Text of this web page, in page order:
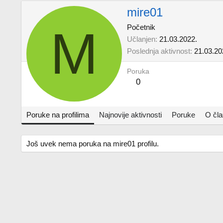
M
mire01
Početnik
Učlanjen 21.03.2022.
Poslednja aktivnost
Poruka
0
Poruke na profilima Najnovije aktivnosti Poruke O
Još uvek nema poruka na mire01 profilu.